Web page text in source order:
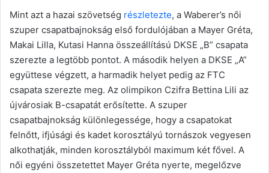
Mint azt a hazai szövetség részletezte, a Waberer’s női
szuper csapatbajnokság első fordulójában a Mayer Gréta,
Makai Lilla, Kutasi Hanna összeállítású DKSE „B” csapata
szerezte a legtöbb pontot. A második helyen a DKSE „A”
együttese végzett, a harmadik helyet pedig az FTC
csapata szerezte meg. Az olimpikon Czifra Bettina Lili az
újvárosiak B-csapatát erősítette. A szuper
csapatbajnokság különlegessége, hogy a csapatokat
felnőtt, ifjúsági és kadet korosztályú tornászok vegyesen
alkothatják, minden korosztályból maximum két fővel. A
női egyéni összetettet Mayer Gréta nyerte, megelőzve